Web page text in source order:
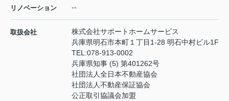
リノベーション --
取扱会社
株式会社サポートホームサービス
兵庫県明石市本町１丁目1-28 明石中村ビル1F
TEL:078-913-0002
兵庫県知事 (5) 第401262号
社団法人全日本不動産協会
社団法人不動産保証協会
公正取引協議会加盟